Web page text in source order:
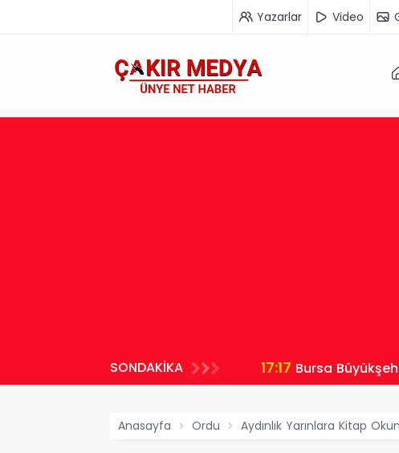
Yazarlar Video
SONDAKİKA 17:17 Bursa
Anasayfa Ordu Aydınlık Yarınlara Kitap